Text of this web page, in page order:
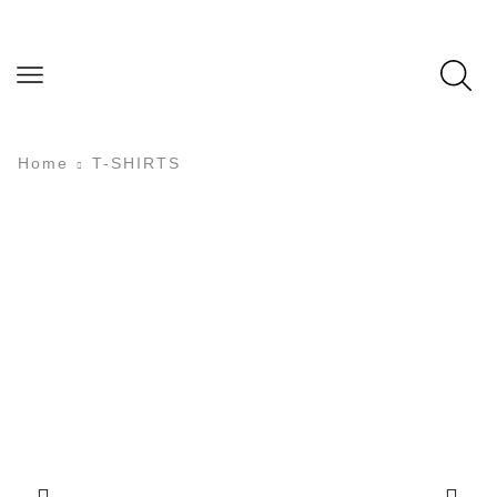
Home T-SHIRTS